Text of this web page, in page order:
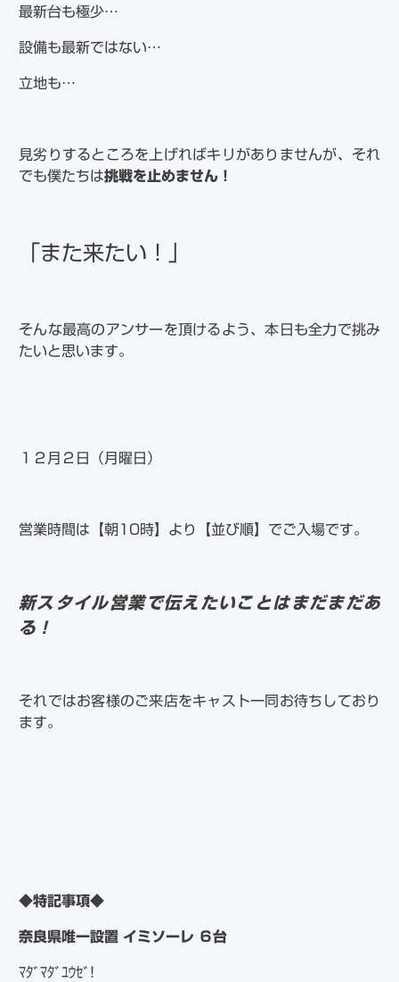
最新台も極少…
設備も最新ではない…
立地も…
見劣りするところを上げればキリがありませんが、それ
でも僕たちは挑戦を止めません！
「また来たい！」
そんな最高のアンサーを頂けるよう、本日も全力で挑み
たいと思います。
１２月２日（月曜日）
営業時間は【朝10時】より【並び順】でご入場です。
新スタイル営業で伝えたいことはまだまだあ
る！
それではお客様のご来店をキャスト一同お待ちしており
ます。
◆特記事項◆
奈良県唯一設置 イミソーレ ６台
ﾏﾀﾞﾏﾀﾞﾕｳｾﾞ!